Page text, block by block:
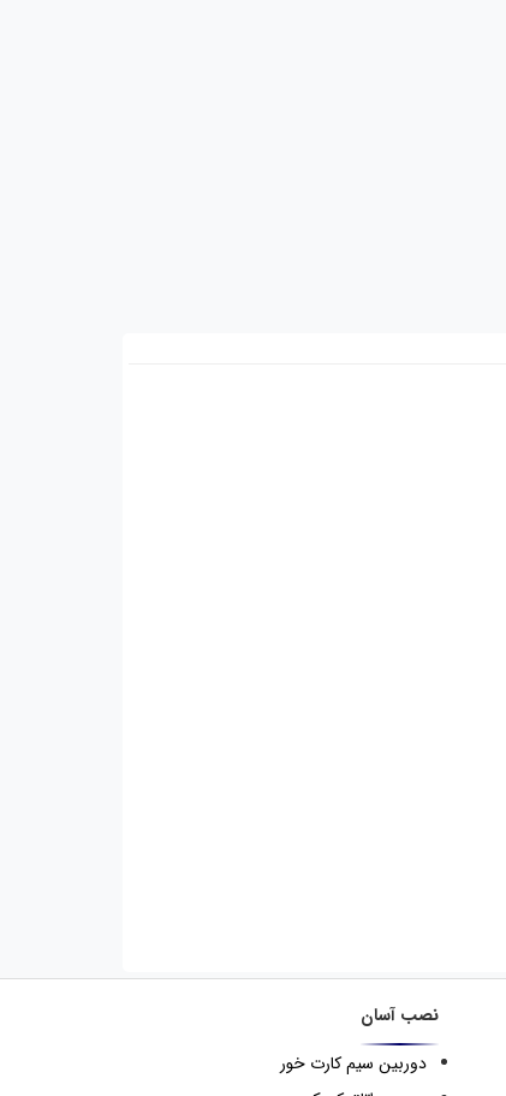
نصب آسان
دوربین سیم کارت خور